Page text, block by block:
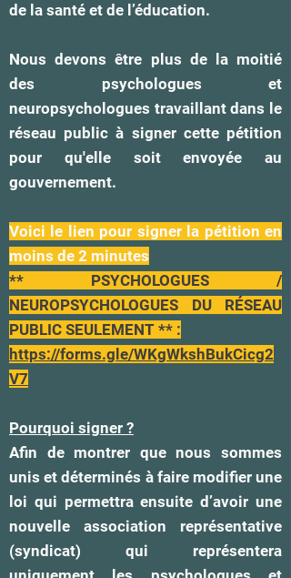
de la santé et de l’éducation.
Nous devons être plus de la moitié
des psychologues et
neuropsychologues travaillant dans le
réseau public à signer cette pétition
pour qu'elle soit envoyée au
gouvernement.
Voici le lien pour signer la pétition en
moins de 2 minutes
** PSYCHOLOGUES /
NEUROPSYCHOLOGUES DU RÉSEAU
PUBLIC SEULEMENT ** :
https://forms.gle/WKgWkshBukCicg2
V7
Pourquoi signer ?
Afin de montrer que nous sommes
unis et déterminés à faire modifier une
loi qui permettra ensuite d’avoir une
nouvelle association représentative
(syndicat) qui représentera